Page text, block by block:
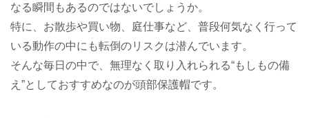
なる瞬間もあるのではないでしょうか。
特に、お散歩や買い物、庭仕事など、普段何気なく行って
いる動作の中にも転倒のリスクは潜んでいます。
そんな毎日の中で、無理なく取り入れられる“もしもの備
え ”としておすすめなのが頭部保護帽です。